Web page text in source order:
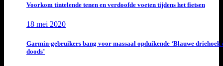
Voorkom tintelende tenen en verdoofde voeten tijdens het fietsen
18 mei 2020
Garmin-gebruikers bang voor massaal opduikende ‘Blauwe driehoek
doods’